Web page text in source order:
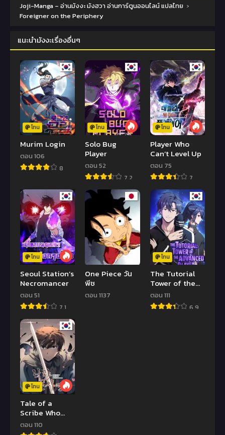
Joji-Manga – อ่านมังงะ มังฮวา อ่านการ์ตูนออนไลน์ แปลไทย ›
Foreigner on the Periphery
แนะนำมังงะเรื่องอื่นๆ
โทน
Murim Login
ตอน 106
8
โทน
Solo Bug
Player
ตอน 52
7.2
โทน
Player Who
Can’t Level Up
ตอน 75
7
โทน
Seoul Station’s
Necromancer
ตอน 51
7.1
One Piece วัน
พีช
ตอน 1137
โทน
The Tutorial
Tower of the
Advanced
Player
ตอน 111
6.9
โทน
Tale of a
Scribe Who
Retires to the
Countryside
ตอน 110